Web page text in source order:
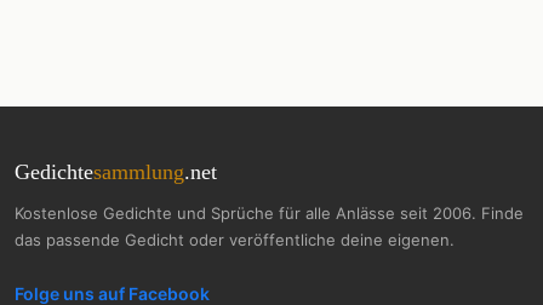
Gedichtesammlung.net
Kostenlose Gedichte und Sprüche für alle Anlässe seit 2006. Finde
das passende Gedicht oder veröffentliche deine eigenen.
Folge uns auf Facebook